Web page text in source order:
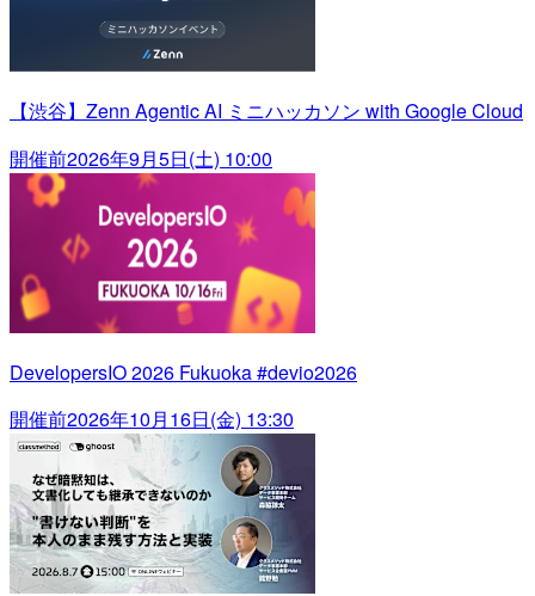
【渋谷】Zenn Agentic AI ミニハッカソン with Google Cloud
開催前2026年9月5日(土) 10:00
DevelopersIO 2026 Fukuoka #devio2026
開催前2026年10月16日(金) 13:30